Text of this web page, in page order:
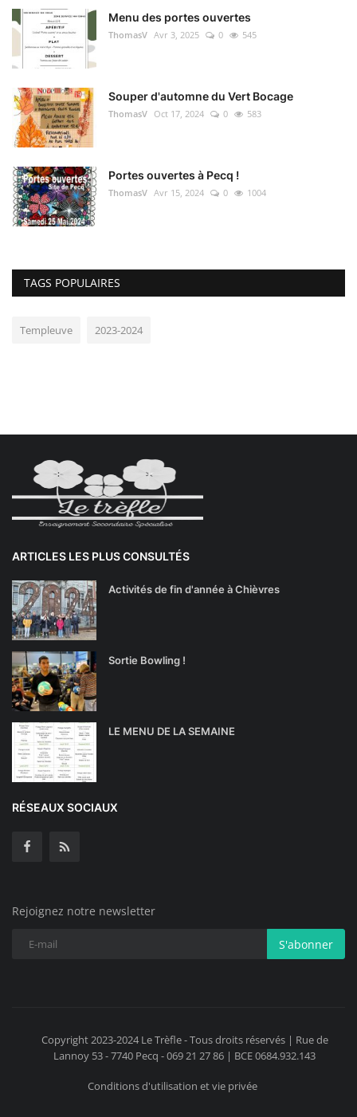
Menu des portes ouvertes
ThomasV Avr 3, 2025 0 545
Souper d'automne du Vert Bocage
ThomasV Oct 17, 2024 0 583
Portes ouvertes à Pecq !
ThomasV Avr 15, 2024 0 1004
TAGS POPULAIRES
Templeuve 2023-2024
ARTICLES LES PLUS CONSULTÉS
Activités de fin d'année à Chièvres
Sortie Bowling !
LE MENU DE LA SEMAINE
RÉSEAUX SOCIAUX
Rejoignez notre newsletter
S'abonner
Copyright 2023-2024 Le Trèfle - Tous droits réservés | Rue de
Lannoy 53 - 7740 Pecq - 069 21 27 86 | BCE 0684.932.143
Conditions d'utilisation et vie privée